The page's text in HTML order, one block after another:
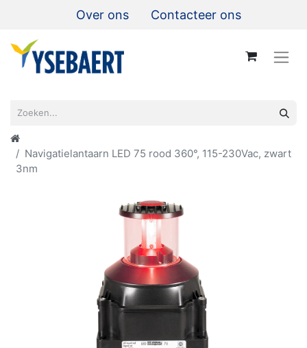
Over ons Contacteer ons
Navigatielantaarn LED 75 rood 360°, 115-230Vac, zwart
3nm